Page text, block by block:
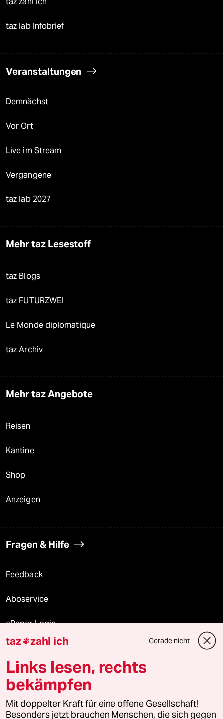
taz zahl ich
taz lab Infobrief
Veranstaltungen
Demnächst
Vor Ort
Live im Stream
Vergangene
taz lab 2027
Mehr taz Lesestoff
taz Blogs
taz FUTURZWEI
Le Monde diplomatique
taz Archiv
Mehr taz Angebote
Reisen
Kantine
Shop
Anzeigen
Fragen & Hilfe
Feedback
Aboservice
ePaper Login
Downloads für Abonnierende
© 2026 taz Verlags und Vertriebs GmbH
Alle Rechte vorbehalten. Bei rechtlichen Fragen oder für Genehmigungen
wenden Sie sich bitte an
lizenzen@taz.de
taz zahl ich Gerade nicht
Links lesen, rechts
bekämpfen
Mit doppelter Kraft für eine offene Gesellschaft!
Besonders jetzt brauchen Menschen, die sich gegen